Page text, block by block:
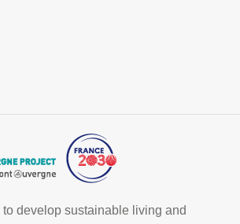
develop sustainable living and